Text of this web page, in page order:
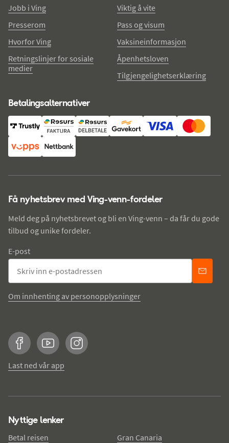
Jobb i Ving
Presserom
Hvorfor Ving
Retningslinjer for sosiale
medier
Viktig å vite
Pass og visum
Vaksineinformasjon
Åpenhetsloven
Tilgjengelighetserklæring
Betalingsalternativer
Få nyhetsbrev med Ving-venn-fordeler
Meld deg på nyhetsbrevet og bli en Ving-venn – da får du gode
tilbud og unike fordeler.
E-post
Om innhenting av personopplysninger
FacebookYouTubeInstagram
Last ned vår app
Nyttige lenker
Betal reisen
Gran Canaria